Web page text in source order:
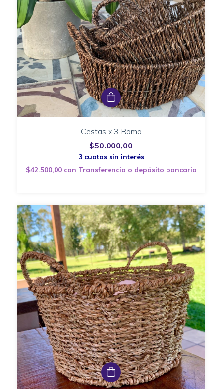
Cestas x 3 Roma
$50.000,00
$42.500,00 con Transferencia o depósito bancario